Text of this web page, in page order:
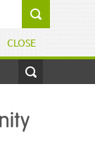
CLOSE